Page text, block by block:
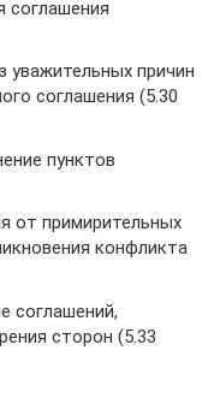
соглашения
уважительных причин
соглашения (5.30
пунктов
от примирительных
конфликта
соглашений,
сторон (5.33